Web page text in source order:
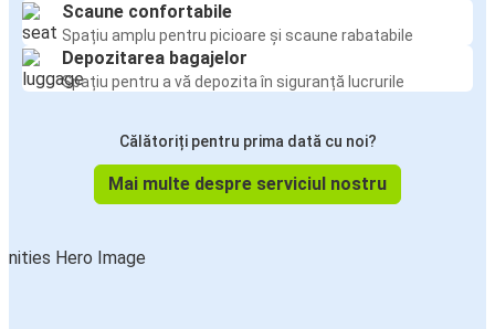
Scaune confortabile
Spațiu amplu pentru picioare și scaune rabatabile
Depozitarea bagajelor
Spațiu pentru a vă depozita în siguranță lucrurile
Călătoriți pentru prima dată cu noi?
Mai multe despre serviciul nostru